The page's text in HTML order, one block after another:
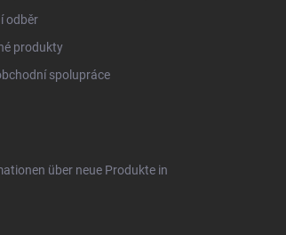
odběr
produkty
spolupráce
über neue Produkte in